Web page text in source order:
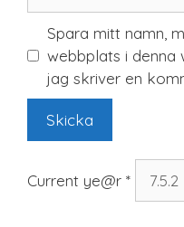
Spara mitt namn,
webbplats i denna
jag skriver en
Current ye@r *